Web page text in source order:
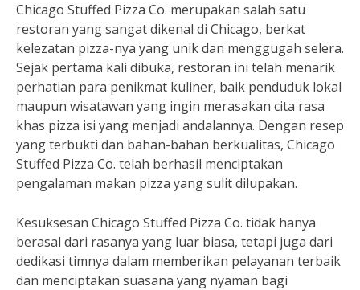
Chicago Stuffed Pizza Co. merupakan salah satu
restoran yang sangat dikenal di Chicago, berkat
kelezatan pizza-nya yang unik dan menggugah selera.
Sejak pertama kali dibuka, restoran ini telah menarik
perhatian para penikmat kuliner, baik penduduk lokal
maupun wisatawan yang ingin merasakan cita rasa
khas pizza isi yang menjadi andalannya. Dengan resep
yang terbukti dan bahan-bahan berkualitas, Chicago
Stuffed Pizza Co. telah berhasil menciptakan
pengalaman makan pizza yang sulit dilupakan.
Kesuksesan Chicago Stuffed Pizza Co. tidak hanya
berasal dari rasanya yang luar biasa, tetapi juga dari
dedikasi timnya dalam memberikan pelayanan terbaik
dan menciptakan suasana yang nyaman bagi